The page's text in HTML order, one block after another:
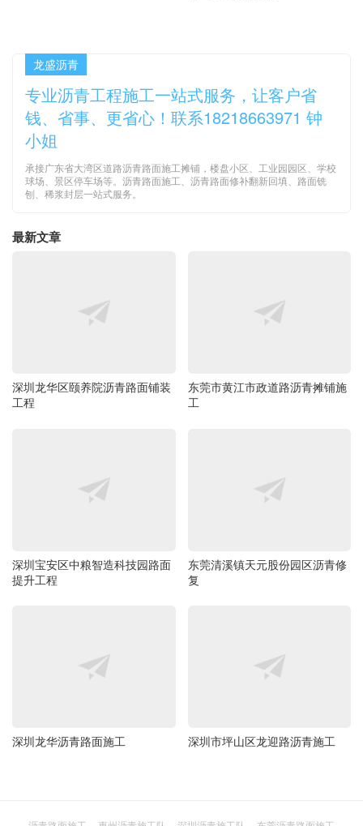
龙盛沥青
专业沥青工程施工一站式服务，让客户省
钱、省事、更省心！联系18218663971 钟
小姐
承接广东省大湾区道路沥青路面施工摊铺，楼盘小区、工业园园区、学校
球场、景区停车场等。沥青路面施工、沥青路面修补翻新回填、路面铣
刨、稀浆封层一站式服务。
最新文章
深圳龙华区颐养院沥青路面铺装
工程
东莞市黄江市政道路沥青摊铺施
工
深圳宝安区中粮智造科技园路面
提升工程
东莞清溪镇天元股份园区沥青修
复
深圳龙华沥青路面施工 深圳市坪山区龙迎路沥青施工